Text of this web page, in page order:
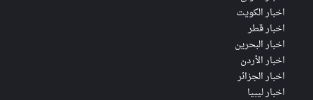
اخبار الكويت
اخبار قطر
اخبار البحرين
اخبار الأردن
اخبار الجزائر
اخبار ليبيا